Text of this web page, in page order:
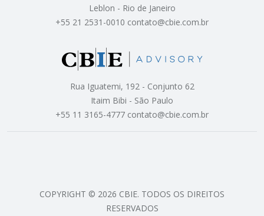
Leblon - Rio de Janeiro
+55 21 2531-0010 contato@cbie.com.br
Rua Iguatemi, 192 - Conjunto 62
Itaim Bibi - São Paulo
+55 11 3165-4777 contato@cbie.com.br
COPYRIGHT © 2026 CBIE. TODOS OS DIREITOS
RESERVADOS